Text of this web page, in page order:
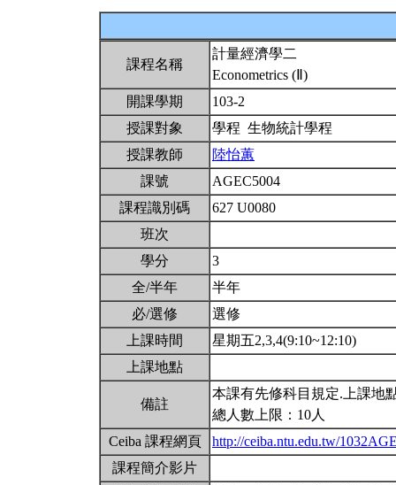
課程名稱
計量經濟學二
Econometrics (Ⅱ)
開課學期
103-2
授課對象
學程 生物統計學程
授課教師
陸怡蕙
課號
AGEC5004
課程識別碼
627 U0080
班次
學分
3
全/半年
半年
必/選修
選修
上課時間
星期五2,3,4(9:10~12:10)
上課地點
備註
本課有先修科目規定.上課地
總人數上限：10人
Ceiba 課程網頁
http://ceiba.ntu.edu.tw/
課程簡介影片